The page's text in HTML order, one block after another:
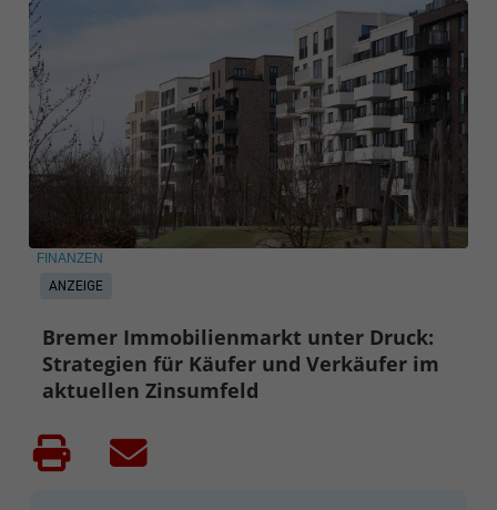
ANZEIGE
FINANZEN
Bremer Immobilienmarkt unter Druck:
Strategien für Käufer und Verkäufer im
aktuellen Zinsumfeld